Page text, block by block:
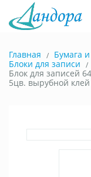
Главная
Бумага
Блоки для записи
Блок для записей
5цв. вырубной клей